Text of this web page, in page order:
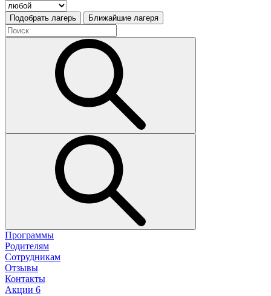
Подобрать лагерь Ближайшие лагеря
Программы
Родителям
Сотрудникам
Отзывы
Контакты
Акции 6